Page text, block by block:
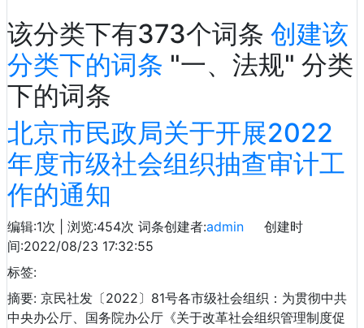
该分类下有373个词条 创建该
分类下的词条 "一、法规" 分类
下的词条
北京市民政局关于开展2022
年度市级社会组织抽查审计工
作的通知
编辑:1次 | 浏览:454次 词条创建者:admin 创建时
间:2022/08/23 17:32:55
标签:
摘要: 京民社发〔2022〕81号各市级社会组织：为贯彻中共
中央办公厅、国务院办公厅《关于改革社会组织管理制度促